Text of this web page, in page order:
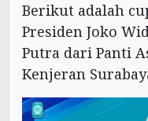
Berikut adalah
Presiden Joko
Putra dari Panti
Kenjeran